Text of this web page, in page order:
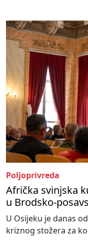
Poljoprivreda
Afrička svinjska
u Brodsko-
U Osijeku je danas
kriznog stožera za